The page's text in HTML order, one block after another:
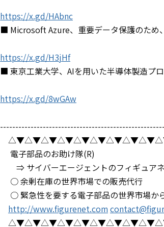
https://x.gd/HAbnc
■ Microsoft Azure、重要データ保護のため
https://x.gd/H3jHf
■ 東京工業大学、AIを用いた半導体製造プ
https://x.gd/8wGAw
電子部品のお助け隊(R)
⇒ サイバーエージェントのフィギュアネ
○ 余剰在庫の世界市場での販売代行
○ 緊急性を要する電子部品の世界市場か
http://www.figurenet.com